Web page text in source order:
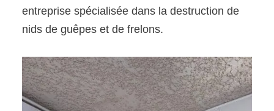
entreprise spécialisée dans la destruction de
nids de guêpes et de frelons.